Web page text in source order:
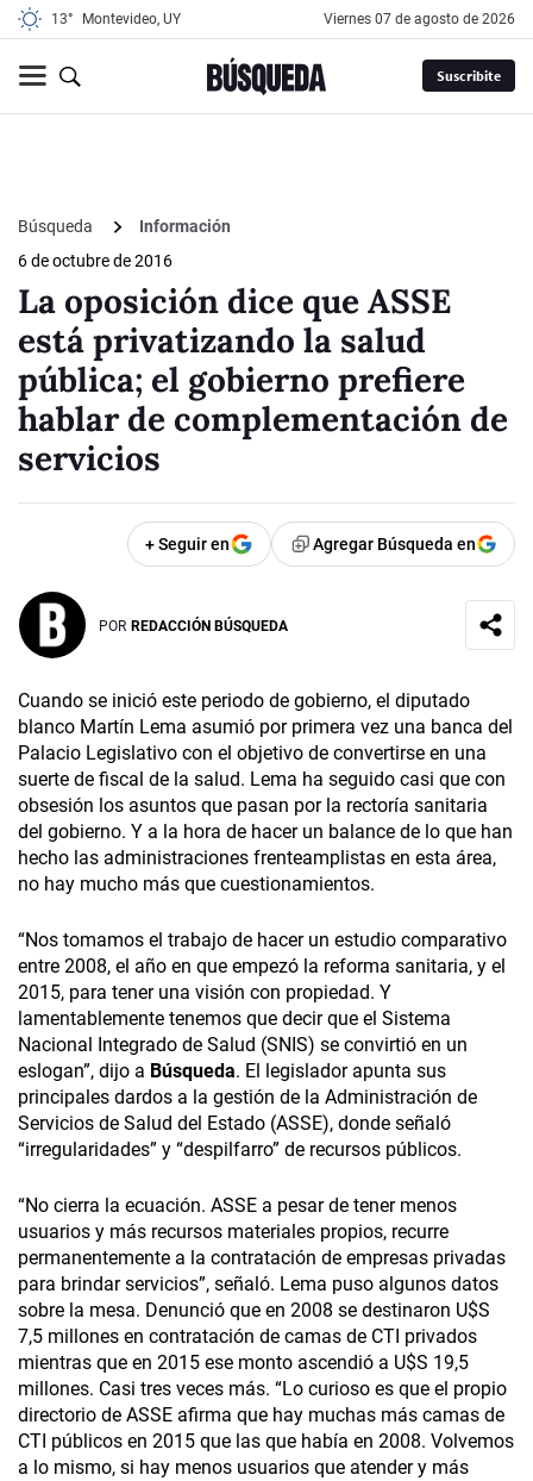
13° Montevideo, UY viernes 07 de agosto de 2026
Suscribite
Búsqueda
Información
6 de octubre de 2016
La oposición dice que ASSE
está privatizando la salud
pública; el gobierno prefiere
hablar de complementación de
servicios
+ Seguir en Agregar Búsqueda en
POR REDACCIÓN BÚSQUEDA
Cuando se inició este periodo de gobierno, el diputado
blanco Martín Lema asumió por primera vez una banca del
Palacio Legislativo con el objetivo de convertirse en una
suerte de fiscal de la salud. Lema ha seguido casi que con
obsesión los asuntos que pasan por la rectoría sanitaria
del gobierno. Y a la hora de hacer un balance de lo que han
hecho las administraciones frenteamplistas en esta área,
no hay mucho más que cuestionamientos.
“Nos tomamos el trabajo de hacer un estudio comparativo
entre 2008, el año en que empezó la reforma sanitaria, y el
2015, para tener una visión con propiedad. Y
lamentablemente tenemos que decir que el Sistema
Nacional Integrado de Salud (SNIS) se convirtió en un
eslogan”, dijo a Búsqueda. El legislador apunta sus
principales dardos a la gestión de la Administración de
Servicios de Salud del Estado (ASSE), donde señaló
“irregularidades” y “despilfarro” de recursos públicos.
“No cierra la ecuación. ASSE a pesar de tener menos
usuarios y más recursos materiales propios, recurre
permanentemente a la contratación de empresas privadas
para brindar servicios”, señaló. Lema puso algunos datos
sobre la mesa. Denunció que en 2008 se destinaron U$S
7,5 millones en contratación de camas de CTI privados
mientras que en 2015 ese monto ascendió a U$S 19,5
millones. Casi tres veces más. “Lo curioso es que el propio
directorio de ASSE afirma que hay muchas más camas de
CTI públicos en 2015 que las que había en 2008. Volvemos
a lo mismo, si hay menos usuarios que atender y más